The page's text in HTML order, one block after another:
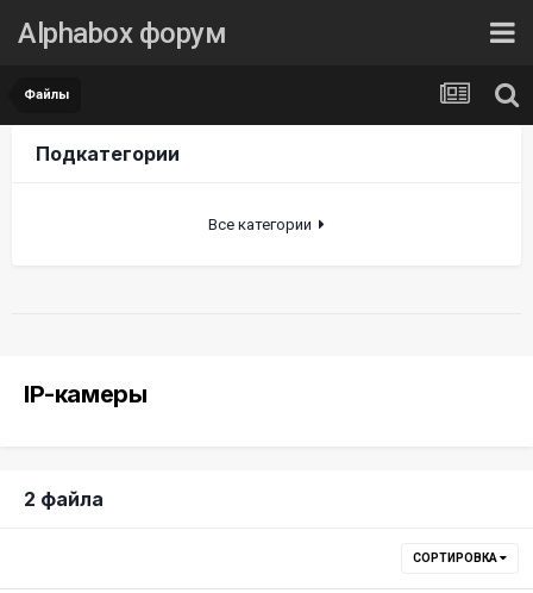
Alphabox форум
Файлы
Подкатегории
Все категории
IP-камеры
2 файла
СОРТИРОВКА